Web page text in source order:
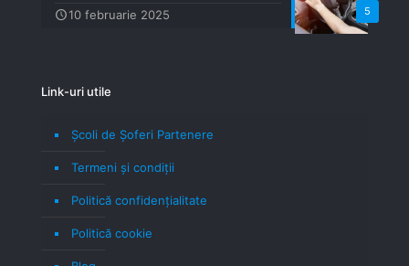
5
10 februarie 2025
Link-uri utile
Școli de Șoferi Partenere
Termeni şi condiţii
Politică confidenţialitate
Politică cookie